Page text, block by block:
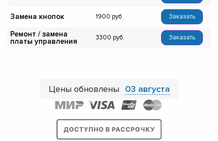
Замена кнопок 1900 Заказать
Ремонт / замена
платы управления
3300 Заказать
Цены обновлены 03 августа